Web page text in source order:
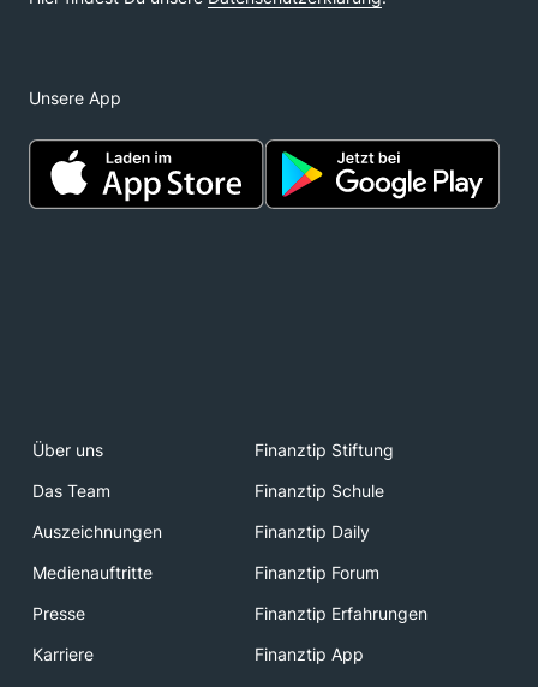
Unsere App
Über uns
Finanztip Stiftung
Das Team
Finanztip Schule
Auszeichnungen
Finanztip Daily
Medienauftritte
Finanztip Forum
Presse
Finanztip Erfahrungen
Karriere
Finanztip App